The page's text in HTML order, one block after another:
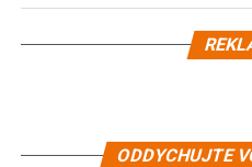
ODDYCHUJTE